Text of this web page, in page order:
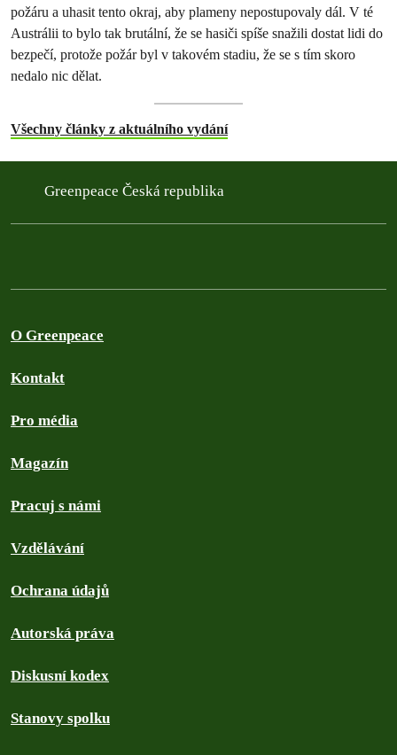
požáru a uhasit tento okraj, aby plameny nepostupovaly dál. V té
Austrálii to bylo tak brutální, že se hasiči spíše snažili dostat lidi do
bezpečí, protože požár byl v takovém stadiu, že se s tím skoro
nedalo nic dělat.
Všechny články z aktuálního vydání
Greenpeace Česká republika
O Greenpeace
Kontakt
Pro média
Magazín
Pracuj s námi
Vzdělávání
Ochrana údajů
Autorská práva
Diskusní kodex
Stanovy spolku